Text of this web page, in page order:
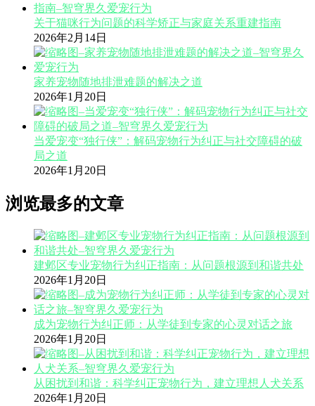
关于猫咪行为问题的科学矫正与家庭关系重建指南
2026年2月14日
家养宠物随地排泄难题的解决之道
2026年1月20日
当爱宠变“独行侠”：解码宠物行为纠正与社交障碍的破
局之道
2026年1月20日
浏览最多的文章
建邺区专业宠物行为纠正指南：从问题根源到和谐共处
2026年1月20日
成为宠物行为纠正师：从学徒到专家的心灵对话之旅
2026年1月20日
从困扰到和谐：科学纠正宠物行为，建立理想人犬关系
2026年1月20日